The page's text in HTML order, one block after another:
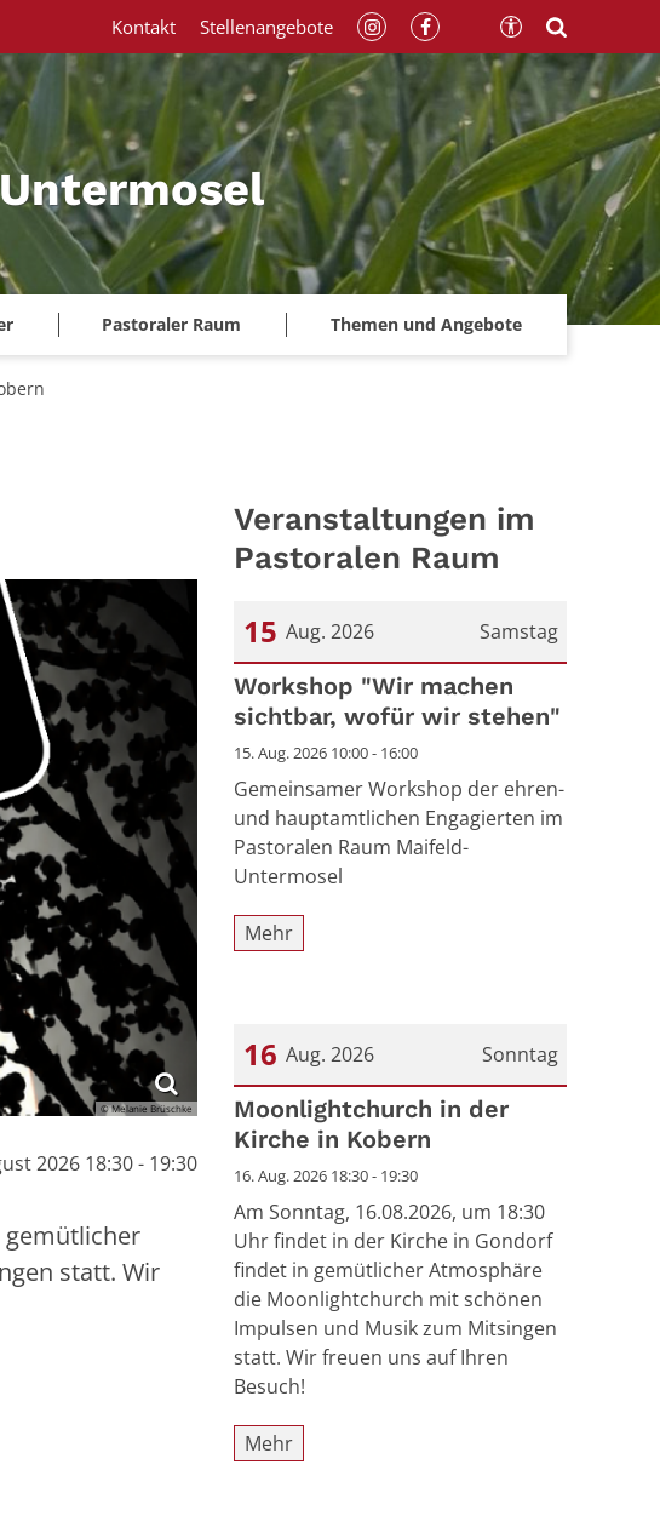
Pastoraler Raum Themen und Angebote
Kontakt Stellenangebote
© Melanie Brüschke
2026 18:30 - 19:30
gemütlicher
statt. Wir
Veranstaltungen im
Pastoralen Raum
Samstag
15 Aug. 2026
Datum: 15. August 2026
Workshop "Wir machen
sichtbar, wofür wir stehen"
15. Aug. 2026 10:00 - 16:00
Gemeinsamer Workshop der ehren-
und hauptamtlichen Engagierten im
Pastoralen Raum Maifeld-
Untermosel
Mehr
Sonntag
16 Aug. 2026
Datum: 16. August 2026
Moonlightchurch in der
Kirche in Kobern
16. Aug. 2026 18:30 - 19:30
Am Sonntag, 16.08.2026, um 18:30
Uhr findet in der Kirche in Gondorf
findet in gemütlicher Atmosphäre
die Moonlightchurch mit schönen
Impulsen und Musik zum Mitsingen
statt. Wir freuen uns auf Ihren
Besuch!
Mehr